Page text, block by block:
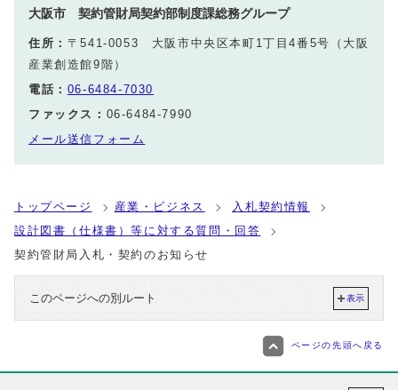
大阪市 契約管財局契約部制度課総務グループ
住所： 〒541-0053 大阪市中央区本町1丁目4番5号（大阪
産業創造館9階）
電話： 06-6484-7030
ファックス： 06-6484-7990
メール送信フォーム
トップページ 産業・ビジネス
入札契約情報
設計図書（仕様書）等に対する質問・回答
契約管財局入札・契約のお知らせ
このページへの別ルート 表示
ページの先頭へ戻る